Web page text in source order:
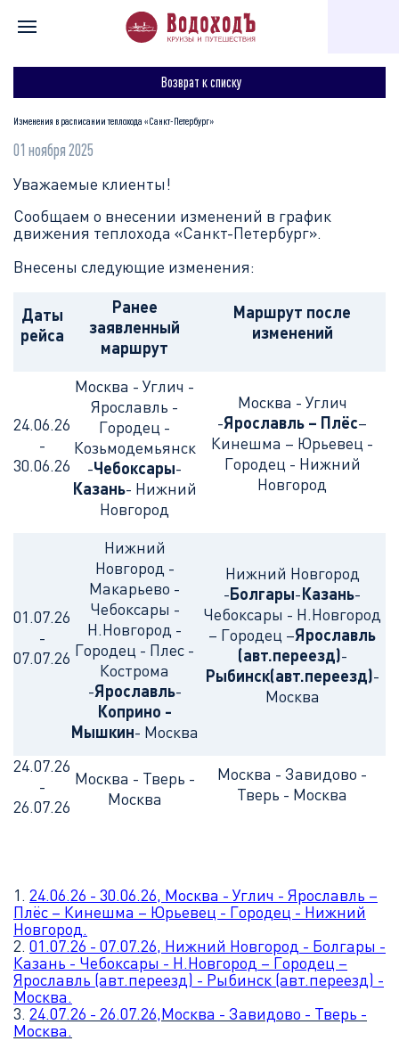
Главная Для туристов Полезное
Возврат к списку
Изменения в расписании теплохода «Санкт-Петербург»
01 ноября 2025
Уважаемые клиенты!
Сообщаем о внесении изменений в график
движения теплохода «Санкт-Петербург».
Внесены следующие изменения:
Даты
рейса
Ранее
заявленный
маршрут
Маршрут после
изменений
24.06.26
-
30.06.26
Москва - Углич -
Ярославль -
Городец -
Козьмодемьянск
-Чебоксары-
Казань- Нижний
Новгород
Москва - Углич
-Ярославль – Плёс–
Кинешма – Юрьевец -
Городец - Нижний
Новгород
01.07.26
-
07.07.26
Нижний
Новгород -
Макарьево -
Чебоксары -
Н.Новгород -
Городец - Плес -
Кострома
-Ярославль-
Коприно -
Мышкин- Москва
Нижний Новгород
-Болгары-Казань-
Чебоксары - Н.Новгород
– Городец –Ярославль
(авт.переезд)-
Рыбинск(авт.переезд)-
Москва
24.07.26
-
26.07.26
Москва - Тверь -
Москва
Москва - Завидово -
Тверь - Москва
1. 24.06.26 - 30.06.26, Москва - Углич - Ярославль –
Плёс – Кинешма – Юрьевец - Городец - Нижний
Новгород.
2. 01.07.26 - 07.07.26, Нижний Новгород - Болгары -
Казань - Чебоксары - Н.Новгород – Городец –
Ярославль (авт.переезд) - Рыбинск (авт.переезд) -
Москва.
3. 24.07.26 - 26.07.26,Москва - Завидово - Тверь -
Москва.